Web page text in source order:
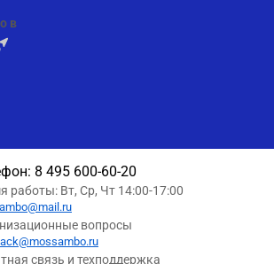
в
8 495 600-60-20
работы: Вт, Ср, Чт 14:00-17:00
вопросы
связь и техподдержка